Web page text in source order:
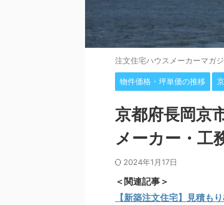
注⽂住宅ハウスメーカーマガ
物件価格・坪単価の推移
京都府長岡京
メーカー・工
2024年1月17日
＜関連記事＞
【新築注文住宅】見積も